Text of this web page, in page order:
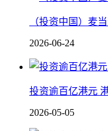
（投资中国）麦
2026-06-24
投资逾百亿港元
2026-05-05